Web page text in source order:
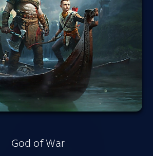
God of War